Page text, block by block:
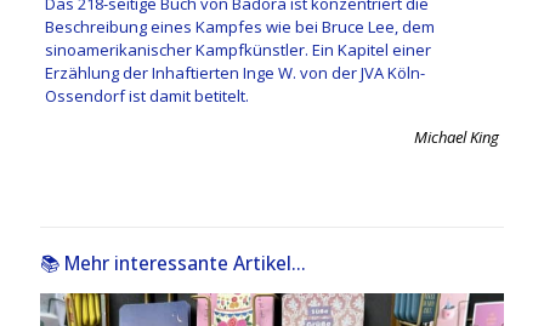
Beschreibung eines Kampfes wie bei Bruce Lee, dem
sinoamerikanischer Kampfkünstler. Ein Kapitel einer
Erzählung der Inhaftierten Inge W. von der JVA Köln-
Ossendorf ist damit betitelt.
Michael King
📚 Mehr interessante Artikel...